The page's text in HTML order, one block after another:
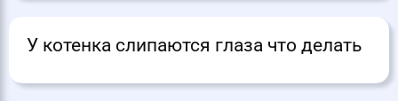
У котенка слипаются глаза что делать